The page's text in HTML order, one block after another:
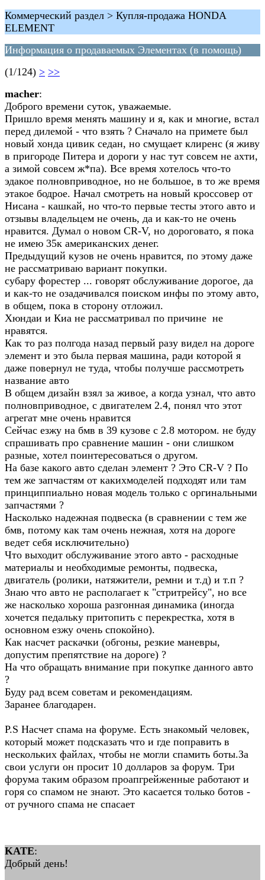
Коммерческий раздел > Купля-продажа HONDA
ELEMENT
Информация о продаваемых Элементах (в помощь)
(1/124) > >>
macher:
Доброго времени суток, уважаемые.
Пришло время менять машину и я, как и многие, встал
перед дилемой - что взять ? Сначало на примете был
новый хонда цивик седан, но смущает клиренс (я живу
в пригороде Питера и дороги у нас тут совсем не ахти,
а зимой совсем ж*па). Все время хотелось что-то
эдакое полновприводное, но не большое, в то же время
этакое бодрое. Начал смотреть на новый кроссовер от
Нисана - кашкай, но что-то первые тесты этого авто и
отзывы владельцем не очень, да и как-то не очень
нравится. Думал о новом СR-V, но дороговато, я пока
не имею 35к американских денег.
Предыдущий кузов не очень нравится, по этому даже
не рассматриваю вариант покупки.
субару форестер ... говорят обслуживание дорогое, да
и как-то не озадачивался поиском инфы по этому авто,
в общем, пока в сторону отложил.
Хюндаи и Киа не рассматривал по причине не
нравятся.
Как то раз полгода назад первый разу видел на дороге
элемент и это была первая машина, ради которой я
даже повернул не туда, чтобы получше рассмотреть
название авто
В общем дизайн взял за живое, а когда узнал, что авто
полновприводное, с двигателем 2.4, понял что этот
агрегат мне очень нравится
Сейчас езжу на бмв в 39 кузове с 2.8 мотором. не буду
спрашивать про сравнение машин - они слишком
разные, хотел поинтересоваться о другом.
На базе какого авто сделан элемент ? Это СR-V ? По
тем же запчастям от какихмоделей подходят или там
принциппиально новая модель только с оргинальными
запчастями ?
Насколько надежная подвеска (в сравнении с тем же
бмв, потому как там очень нежная, хотя на дороге
ведет себя исключительно)
Что выходит обслуживание этого авто - расходные
материалы и необходимые ремонты, подвеска,
двигатель (ролики, натяжители, ремни и т.д) и т.п ?
Знаю что авто не располагает к "стритрейсу", но все
же насколько хороша разгонная динамика (иногда
хочется педальку притопить с перекрестка, хотя в
основном езжу очень спокойно).
Как насчет раскачки (обгоны, резкие маневры,
допустим препятствие на дороге) ?
На что обращать внимание при покупке данного авто
?
Буду рад всем советам и рекомендациям.
Заранее благодарен.
P.S Насчет спама на форуме. Есть знакомый человек,
который может подсказать что и где поправить в
нескольких файлах, чтобы не могли спамить боты.За
свои услуги он просит 10 долларов за форум. Три
форума таким образом проапгрейженные работают и
горя со спамом не знают. Это касается только ботов -
от ручного спама не спасает
KATE:
Добрый день!